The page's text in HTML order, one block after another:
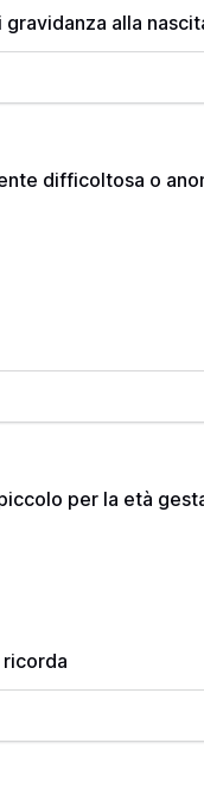
alla
difficoltosa o
per la età